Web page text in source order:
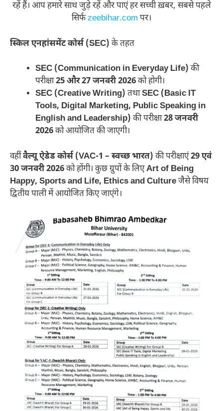
रहें हैं। आप हमारे साथ जुड़े रहें और पाएं हर सच्ची ख़बर, सबसे पहले
सिर्फzeebihar.com पर।
स्किल एनहांसमेंट कोर्स (SEC) के तहत
SEC (Communication in Everyday Life) की
परीक्षा25 और 27 जनवरी 2026को होगी।
SEC (Creative Writing) तथाSEC (Basic IT
Tools, Digital Marketing, Public Speaking in
English and Leadership) की परीक्षा28 जनवरी
2026को आयोजित की जाएगी।
वहींवैल्यू ऐडेड कोर्स (VAC-1 – स्वच्छ भारत) की परीक्षाएं29 एवं
30 जनवरी 2026को होंगी। कुछ ग्रुपों के लिएArt of Being
Happy, Sports and Life, Ethics and Cultureजैसे विषय
द्वितीय पाली में आयोजित किए जाएंगे।